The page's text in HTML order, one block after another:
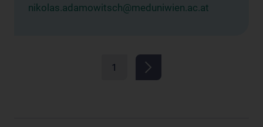
nikolas.adamowitsch@meduniwien.ac.at
1